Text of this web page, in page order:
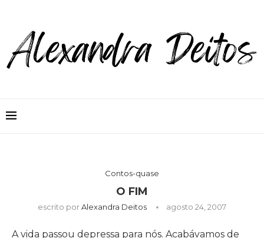
Contos-quase
O FIM
escrito porAlexandra Deitos agosto 24, 2007
A vida passou depressa para nós. Acabávamos de